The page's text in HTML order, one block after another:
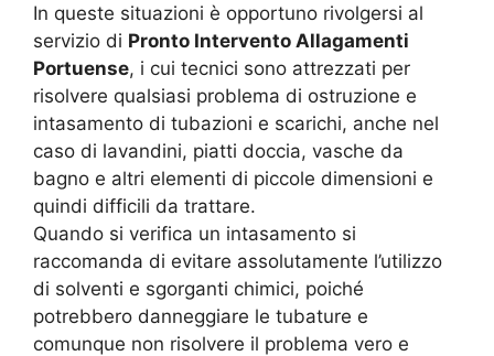
In queste situazioni è opportuno rivolgersi al
servizio di Pronto Intervento Allagamenti
Portuense, i cui tecnici sono attrezzati per
risolvere qualsiasi problema di ostruzione e
intasamento di tubazioni e scarichi, anche nel
caso di lavandini, piatti doccia, vasche da
bagno e altri elementi di piccole dimensioni e
quindi difficili da trattare.
Quando si verifica un intasamento si
raccomanda di evitare assolutamente l’utilizzo
di solventi e sgorganti chimici, poiché
potrebbero danneggiare le tubature e
comunque non risolvere il problema vero e